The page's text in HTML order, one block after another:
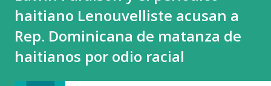
haitiano Lenouvelliste acusan a
Rep. Dominicana de matanza de
haitianos por odio racial